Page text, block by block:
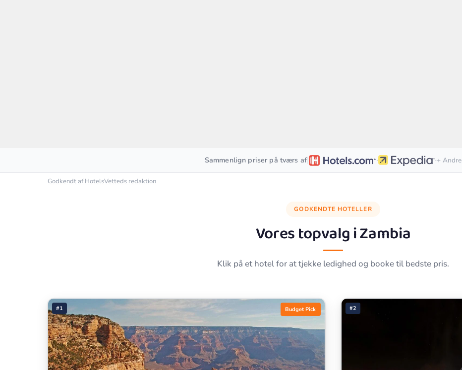
Sammenlign priser på tværs af| · ·+ Andre
Godkendt af HotelsVetteds redaktion
GODKENDTE HOTELLER
Vores topvalg iZambia
Klik på et hotel for at tjekke ledighed og booke til bedste pris.
#1 Budget Pick #2